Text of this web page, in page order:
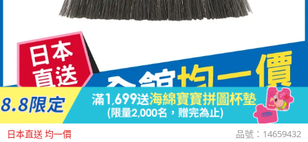
日本直送 均一價 品號： 14659432